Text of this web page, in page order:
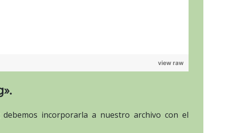
view raw
debemos incorporarla a nuestro archivo con el